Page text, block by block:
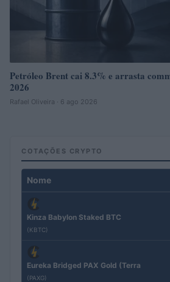
Petróleo Brent cai 8.3% e arrasta
2026
Rafael Oliveira · 6 ago 2026
COTAÇÕES CRYPTO
Nome
Kinza Babylon Staked BTC
(KBTC)
Eureka Bridged PAX Gold (Terra
(PAXG)